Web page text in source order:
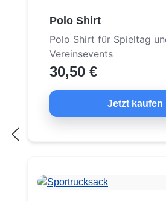
Polo Shirt
Polo Shirt für Spieltag
Vereinsevents
30,50 €
Jetzt kaufen